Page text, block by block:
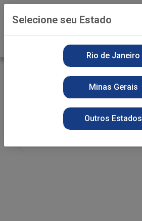
Selecione seu Estado
Rio de Janeiro
Minas Gerais
Outros Estados